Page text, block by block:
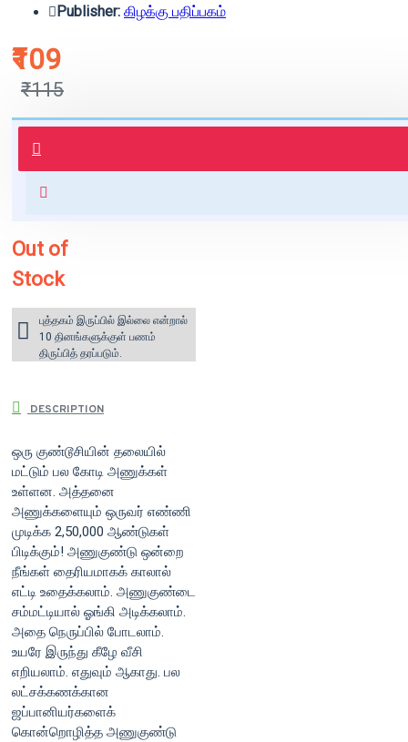
₹109
₹115
Publisher: கிழக்கு பதிப்பகம்
புத்தகம் 3 - 7 நாட்களில் அனுப்பி
வைக்கப்படும்.
for orders above ₹1000 within
Out of
Stock
புத்தகம் இருப்பில் இல்லை என்றால்
10 தினங்களுக்குள் பணம்
திருப்பித் தரப்படும்.
DESCRIPTION
ஒரு குண்டூசியின் தலையில்
மட்டும் பல கோடி அணுக்கள்
உள்ளன. அத்தனை
அணுக்களையும் ஒருவர் எண்ணி
முடிக்க 2,50,000 ஆண்டுகள்
பிடிக்கும்! அணுகுண்டு ஒன்றை
நீங்கள் தைரியமாகக் காலால்
எட்டி உதைக்கலாம். அணுகுண்டை
சம்மட்டியால் ஓங்கி அடிக்கலாம்.
அதை நெருப்பில் போடலாம்.
உயரே இருந்து கீழே வீசி
எறியலாம். எதுவும் ஆகாது. பல
லட்சக்கணக்கான
ஜப்பானியர்களைக்
கொன்றொழித்த அணுகுண்டு